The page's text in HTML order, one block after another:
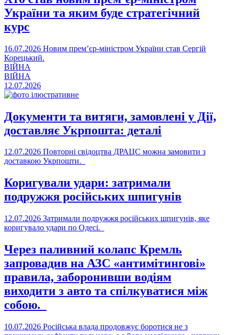
України та яким буде стратегічний
курс
16.07.2026 Новим прем’єр-міністром України став Сергій
Корецький.
ВІЙНА
ВІЙНА
12.07.2026
Документи та витяги, замовлені у Дії,
доставляє Укрпошта: деталі
12.07.2026 Повторні свідоцтва ДРАЦС можна замовити з
доставкою Укрпошти.
Коригували удари: затримали
подружжя російських шпигунів
12.07.2026 Затримали подружжя російських шпигунів, яке
коригувало удари по Одесі.
Через паливний колапс Кремль
запровадив на АЗС «антимітингові»
правила, заборонивши водіям
виходити з авто та спілкуватися між
собою.
10.07.2026 Російська влада продовжує боротися не з